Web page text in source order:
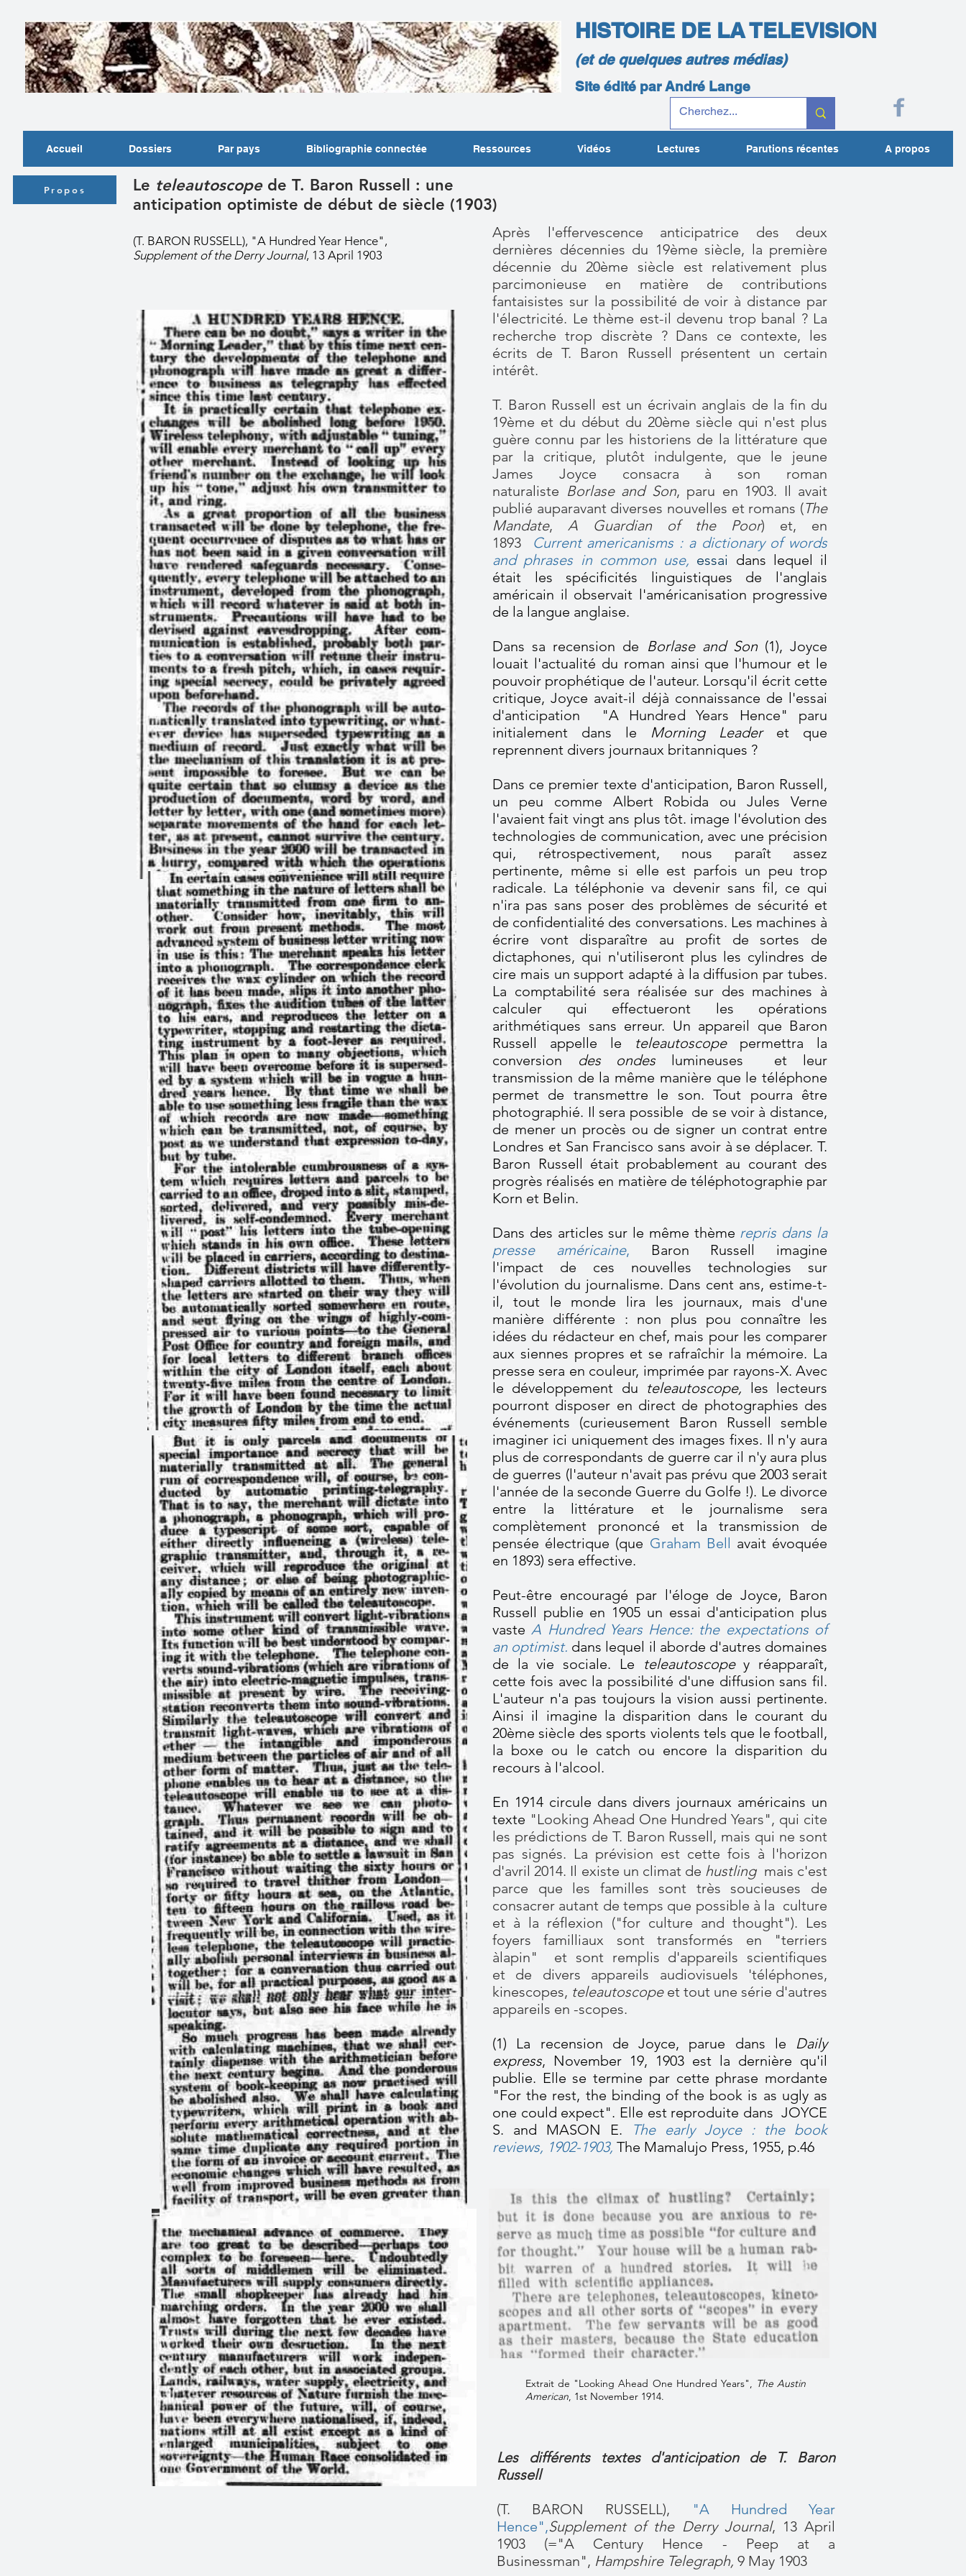
HISTOIRE DE LA TELEVISION
(et de quelques autres médias)
Site édité par André Lange
Accueil Dossiers Par pays Bibliographie connectée Ressources Vidéos Lectures Parutions récentes A propos
Propos Le teleautoscopede T. Baron Russell : une
anticipation optimiste de début de siècle (1903)
(T. BARON RUSSELL), "A Hundred Year Hence",
Supplement of the Derry Journal, 13 April 1903
Après l'effervescence anticipatrice des deux
dernières décennies du 19ème siècle, la première
décennie du 20ème siècle est relativement plus
parcimonieuse en matière de contributions
fantaisistes sur la possibilité de voir à distance par
l'électricité. Le thème est-il devenu trop banal ? La
recherche trop discrète ? Dans ce contexte, les
écrits de T. Baron Russell présentent un certain
intérêt.
T. Baron Russell est un écrivain anglais de la fin du
19ème et du début du 20ème siècle qui n'est plus
guère connu par les historiens de la littérature que
par la critique, plutôt indulgente, que le jeune
James Joyce consacra à son roman
naturaliste Borlase and Son, paru en 1903. Il avait
publié auparavant diverses nouvelles et romans (The
Mandate, A Guardian of the Poor) et, en
1893
Current americanisms : a dictionary of words
and phrases in common use, essai dans lequel il
était les spécificités linguistiques de l'anglais
américain il observait l'américanisation progressive
de la langue anglaise.
Dans sa recension de Borlase and Son (1), Joyce
louait l'actualité du roman ainsi que l'humour et le
pouvoir prophétique de l'auteur. Lorsqu'il écrit cette
critique, Joyce avait-il déjà connaissance de l'essai
d'anticipation "A Hundred Years Hence" paru
initialement dans le Morning Leader et que
reprennent divers journaux britanniques ?
Dans ce premier texte d'anticipation, Baron Russell,
un peu comme Albert Robida ou Jules Verne
l'avaient fait vingt ans plus tôt. image l'évolution des
technologies de communication, avec une précision
qui, rétrospectivement, nous paraît assez
pertinente, même si elle est parfois un peu trop
radicale. La téléphonie va devenir sans fil, ce qui
n'ira pas sans poser des problèmes de sécurité et
de confidentialité des conversations. Les machines à
écrire vont disparaître au profit de sortes de
dictaphones, qui n'utiliseront plus les cylindres de
cire mais un support adapté à la diffusion par tubes.
La comptabilité sera réalisée sur des machines à
calculer qui effectueront les opérations
arithmétiques sans erreur. Un appareil que Baron
Russell appelle le teleautoscope permettra la
conversion des ondes lumineuses et leur
transmission de la même manière que le téléphone
permet de transmettre le son. Tout pourra être
photographié. Il sera possible de se voir à distance,
de mener un procès ou de signer un contrat entre
Londres et San Francisco sans avoir à se déplacer. T.
Baron Russell était probablement au courant des
progrès réalisés en matière de téléphotographie par
Korn et Belin.
Dans des articles sur le même thème repris dans la
presse américaine, Baron Russell imagine
l'impact de ces nouvelles technologies sur
l'évolution du journalisme. Dans cent ans, estime-t-
il, tout le monde lira les journaux, mais d'une
manière différente : non plus pou connaître les
idées du rédacteur en chef, mais pour les comparer
aux siennes propres et se rafraîchir la mémoire. La
presse sera en couleur, imprimée par rayons-X. Avec
le développement du teleautoscope, les lecteurs
pourront disposer en direct de photographies des
événements (curieusement Baron Russell semble
imaginer ici uniquement des images fixes. Il n'y aura
plus de correspondants de guerre car il n'y aura plus
de guerres (l'auteur n'avait pas prévu que 2003 serait
l'année de la seconde Guerre du Golfe !). Le divorce
entre la littérature et le journalisme sera
complètement prononcé et la transmission de
pensée électrique (que Graham Bell avait évoquée
en 1893) sera effective.
Peut-être encouragé par l'éloge de Joyce, Baron
Russell publie en 1905 un essai d'anticipation plus
vasteA Hundred Years Hence: the expectations of
an optimist. dans lequel il aborde d'autres domaines
de la vie sociale. Le
teleautoscopey réapparaît,
cette fois avec la possibilité d'une diffusion sans fil.
L'auteur n'a pas toujours la vision aussi pertinente.
Ainsi il imagine la disparition dans le courant du
20ème siècle des sports violents tels que le football,
la boxe ou le catch ou encore la disparition du
recours à l'alcool.
En 1914 circule dans divers journaux américains un
texte "Looking Ahead One Hundred Years", qui cite
les prédictions de T. Baron Russell, mais qui ne sont
pas signés. La prévision est cette fois à l'horizon
d'avril 2014. Il existe un climat de hustling mais c'est
parce que les familles sont très soucieuses de
consacrer autant de temps que possible à la culture
et à la réflexion ("for culture and thought"). Les
foyers familliaux sont transformés en "terriers
àlapin" et sont remplis d'appareils scientifiques
et de divers appareils audiovisuels 'téléphones,
kinescopes, teleautoscopeet tout une série d'autres
appareils en -scopes.
(1) La recension de Joyce, parue dans le Daily
express, November 19, 1903 est la dernière qu'il
publie. Elle se termine par cette phrase mordante
"For the rest, the binding of the book is as ugly as
one could expect". Elle est reproduite dans JOYCE
S. and MASON E.
The early Joyce : the book
reviews, 1902-1903, The Mamalujo Press, 1955, p.46
Les différents textes d'anticipation de T. Baron
Russell
(T. BARON RUSSELL),
"A Hundred Year
Hence",Supplement of the Derry Journal, 13 April
1903 (="A Century Hence - Peep at a
Businessman", Hampshire Telegraph, 9 May 1903
Extrait de "Looking Ahead One Hundred Years", The Austin
American, 1st November 1914.